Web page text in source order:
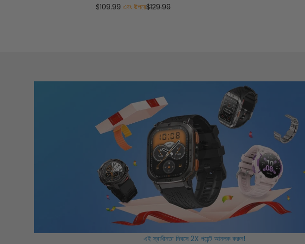
বিক্রয় মূল্য
$109.99 এবং উপরেনিয়মিত দাম
$129.99
এই স্বাধীনতা দিবসে 2X পয়েন্ট আনলক করুন!